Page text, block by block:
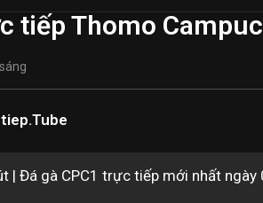
tiếp Thomo
| Đá gà CPC1 trực tiếp mới nhất